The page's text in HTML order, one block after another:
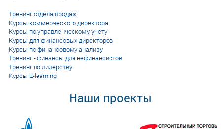
Тренинг отдела продаж
Курсы коммерческого директора
Курсы по управленческому учету
Курсы для финансовых директоров
Курсы по финансовому анализу
Тренинг - финансы для нефинансистов
Тренинг по лидерству
Курсы E-learning
Наши проекты